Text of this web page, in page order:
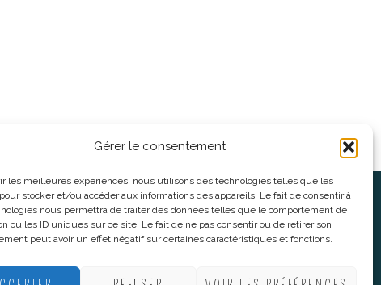
Gérer le consentement
les meilleures expériences, nous utilisons des technologies telles que les
stocker et/ou accéder aux informations des appareils. Le fait de consentir à
nous permettra de traiter des données telles que le comportement de
ou les ID uniques sur ce site. Le fait de ne pas consentir ou de retirer son
peut avoir un effet négatif sur certaines caractéristiques et fonctions.
Informations légales
CGV